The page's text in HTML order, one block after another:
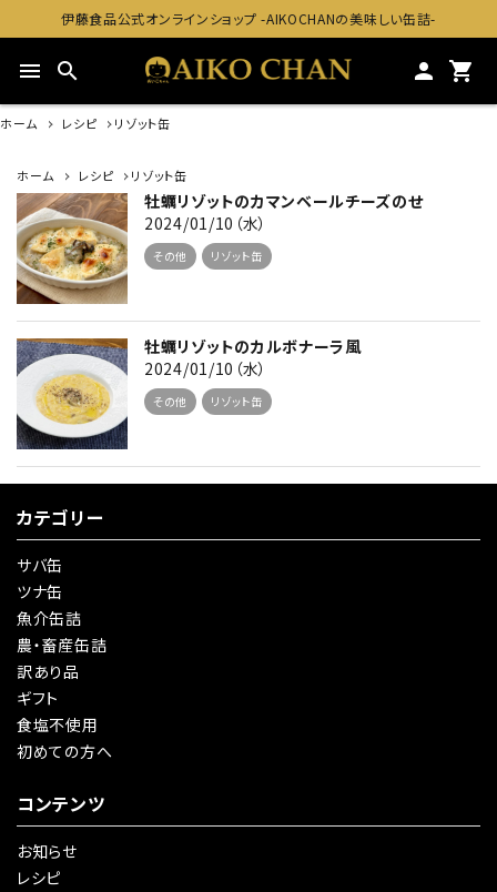
伊藤食品公式オンラインショップ -AIKOCHANの美味しい缶詰-
menu search person shopping_cart
ホーム レシピ リゾット缶
ホーム レシピ リゾット缶
牡蠣リゾットのカマンベールチーズのせ
2024/01/10（水）
その他 リゾット缶
牡蠣リゾットのカルボナーラ風
2024/01/10（水）
その他 リゾット缶
カテゴリー
サバ缶
ツナ缶
魚介缶詰
農・畜産缶詰
訳あり品
ギフト
食塩不使用
初めての方へ
コンテンツ
お知らせ
レシピ